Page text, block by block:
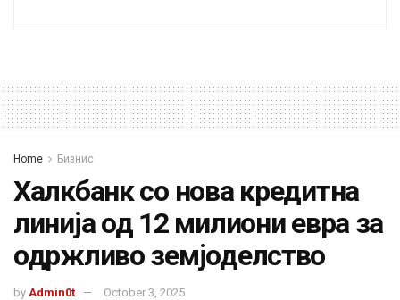
Home Бизнис
Халкбанк со нова кредитна
линија од 12 милиони евра за
одржливо земјоделство
by Admin0t October 3, 2025